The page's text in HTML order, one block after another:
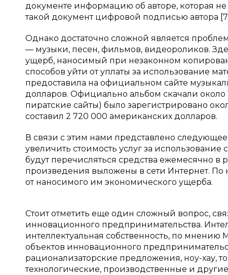
документе информацию об авторе, которая
такой документ цифровой подписью автора [7,
Однако достаточно сложной является
— музыки, песен, фильмов, видеороликов.
ущерб, наносимый при незаконном
способов уйти от уплаты за использование
предоставила на официальном сайте
долларов. Официально альбом скачали около
пиратские сайты) было зарегистрировано
составил 2 720 000 американских долларов.
В связи с этим нами представлено
увеличить стоимость услуг за
будут перечисляться средства ежемесячно
произведения выложены в сети Интернет. По
от наносимого им экономического ущерба.
Стоит отметить еще один сложный вопрос,
инновационного предпринимательства.
интеллектуальная собственность, по
объектов инновационного
рационализаторские предложения, ноу-хау,
технологические, производственные и